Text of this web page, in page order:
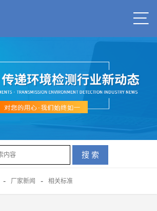
搜 索
- 厂家新闻 - 相关标准